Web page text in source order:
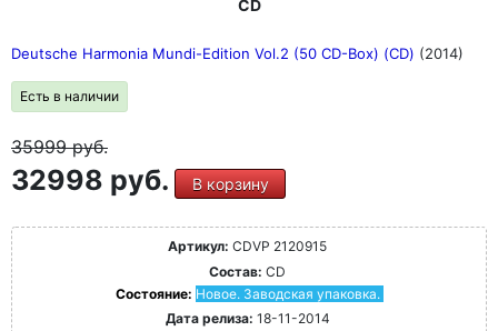
CD
Deutsche Harmonia Mundi-Edition Vol.2 (50 CD-Box) (CD) (2014)
Есть в наличии
35999руб.
32998 руб. В корзину
Артикул: CDVP 2120915
Состав: CD
Состояние: Новое. Заводская упаковка.
Дата релиза: 18-11-2014